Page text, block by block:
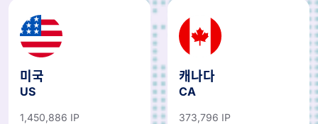
미국
US
1,450,886 IP
캐나다
CA
373,796 IP